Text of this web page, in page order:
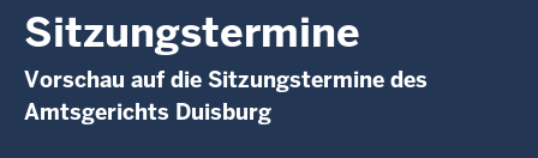
Sitzungstermine
Vorschau auf die Sitzungstermine des
Amtsgerichts Duisburg